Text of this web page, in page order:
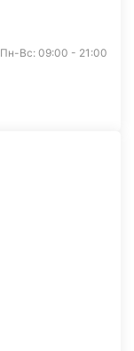
Пн-Вс: 09:00 - 21:00